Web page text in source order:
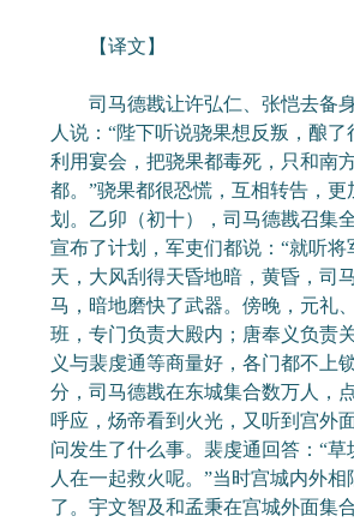
【译文】
司马德戡让许弘仁、张恺去备
人说：“陛下听说骁果想反叛，酿了
利用宴会，把骁果都毒死，只和南
都。”骁果都很恐慌，互相转告，更
划。乙卯（初十），司马德戡召集
宣布了计划，军吏们都说：“就听将
天，大风刮得天昏地暗，黄昏，司
马，暗地磨快了武器。傍晚，元礼
班，专门负责大殿内；唐奉义负责
义与裴虔通等商量好，各门都不上
分，司马德戡在东城集合数万人，
呼应，炀帝看到火光，又听到宫外
问发生了什么事。裴虔通回答：“草
人在一起救火呢。”当时宫城内外
了。宇文智及和孟秉在宫城外面集